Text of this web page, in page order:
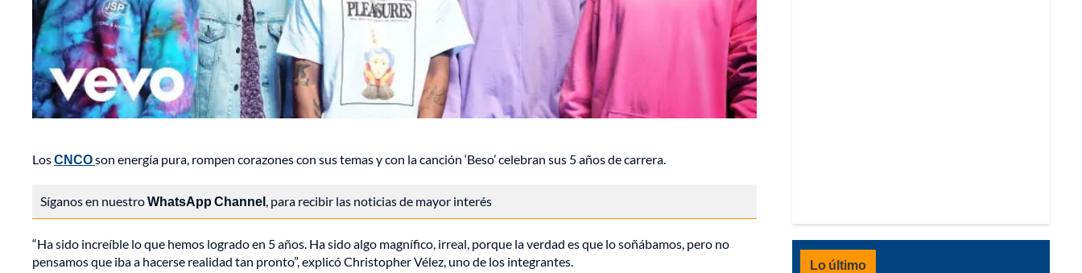
LosCNCOson energía pura, rompen corazones con sus temas y con la canción ‘Beso’ celebran sus 5 años de carrera.
Síganos en nuestroWhatsApp Channel, para recibir las noticias de mayor interés
“Ha sido increíble lo que hemos logrado en 5 años. Ha sido algo magnífico, irreal, porque la verdad es que lo soñábamos, pero no
pensamos que iba a hacerse realidad tan pronto”, explicó Christopher Vélez, uno de los integrantes.
Lo último